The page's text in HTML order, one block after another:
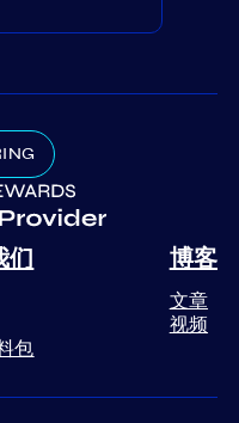
们
包
博客
文章
视频